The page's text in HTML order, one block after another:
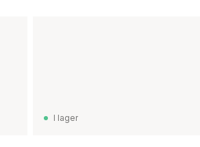
I lager